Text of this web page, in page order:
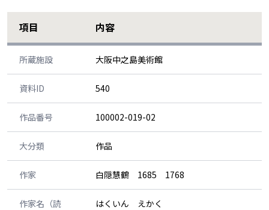
項目 内容
所蔵施設 大阪中之島美術館
資料ID 540
作品番号 100002-019-02
大分類 作品
作家 白隠慧鶴 1685 1768
作家名（読
はくいん えかく